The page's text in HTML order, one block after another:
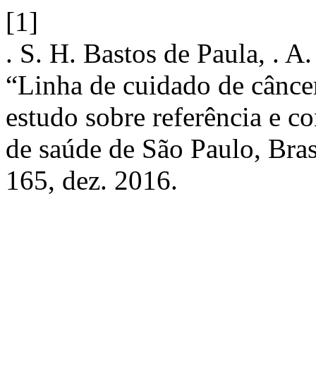
[1]
. S. H. Bastos de Paula, .
“Linha de cuidado de
estudo sobre referência e
de saúde de São Paulo,
165, dez. 2016.